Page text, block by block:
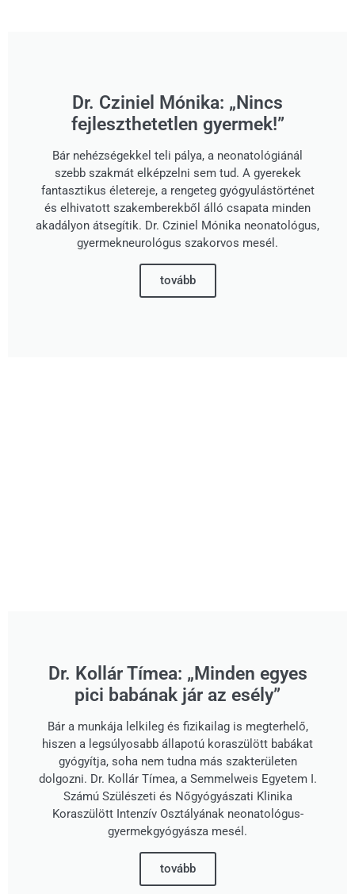
Dr. Cziniel Mónika: „Nincs
fejleszthetetlen gyermek!”
Bár nehézségekkel teli pálya, a neonatológiánál
szebb szakmát elképzelni sem tud. A gyerekek
fantasztikus életereje, a rengeteg gyógyulástörténet
és elhivatott szakemberekből álló csapata minden
akadályon átsegítik. Dr. Cziniel Mónika neonatológus,
gyermekneurológus szakorvos mesél.
tovább
Dr. Kollár Tímea: „Minden egyes
pici babának jár az esély”
Bár a munkája lelkileg és fizikailag is megterhelő,
hiszen a legsúlyosabb állapotú koraszülött babákat
gyógyítja, soha nem tudna más szakterületen
dolgozni. Dr. Kollár Tímea, a Semmelweis Egyetem I.
Számú Szülészeti és Nőgyógyászati Klinika
Koraszülött Intenzív Osztályának neonatológus-
gyermekgyógyásza mesél.
tovább